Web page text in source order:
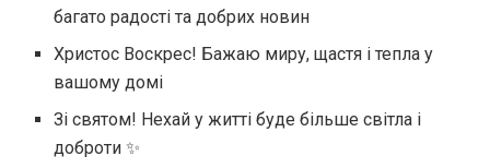
багато радості та добрих новин
Христос Воскрес! Бажаю миру, щастя і тепла у
вашому домі
Зі святом! Нехай у житті буде більше світла і
доброти ✨